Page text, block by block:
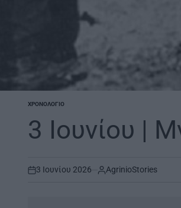
POSTED
ΧΡΟΝΟΛΌΓΙΟ
3 Ιουνίου |
on
3 Ιουνίου 2026 AgrinioStories